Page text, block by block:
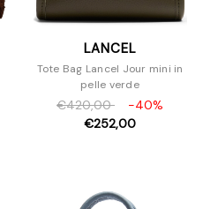
LANCEL
Tote Bag Lancel Jour mini in
pelle verde
€420,00
-40%
€252,00